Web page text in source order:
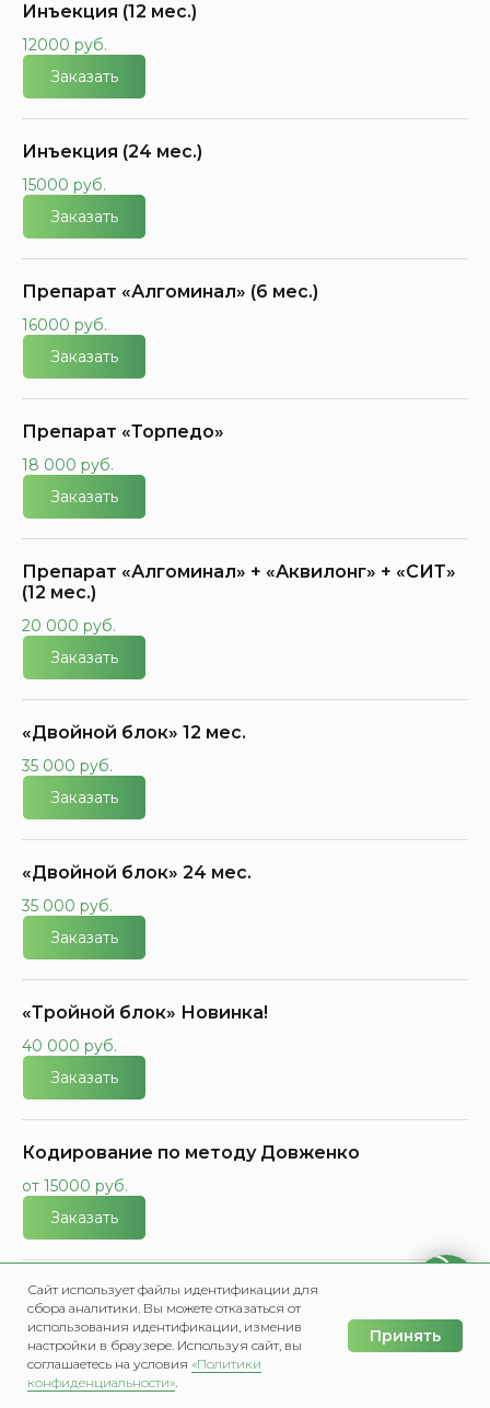
Главная Меню
Инъекция (12 мес.)
12000 руб.
Заказать
Инъекция (24 мес.)
15000 руб.
Заказать
Препарат «Алгоминал» (6 мес.)
16000 руб.
Заказать
Препарат «Торпедо»
18 000 руб.
Заказать
Препарат «Алгоминал» + «Аквилонг» + «СИТ»
(12 мес.)
20 000 руб.
Заказать
«Двойной блок» 12 мес.
35 000 руб.
Заказать
«Двойной блок» 24 мес.
35 000 руб.
Заказать
«Тройной блок» Новинка!
40 000 руб.
Заказать
Кодирование по методу Довженко
от 15000 руб.
Заказать
Психологическое кодирование от
алкоголизма
от 15000 руб.
Заказать
Сайт использует файлы идентификации для
сбора аналитики. Вы можете отказаться от
использования идентификации, изменив
настройки в браузере. Используя сайт, вы
соглашаетесь на условия «Политики
конфиденциальности».
Принять